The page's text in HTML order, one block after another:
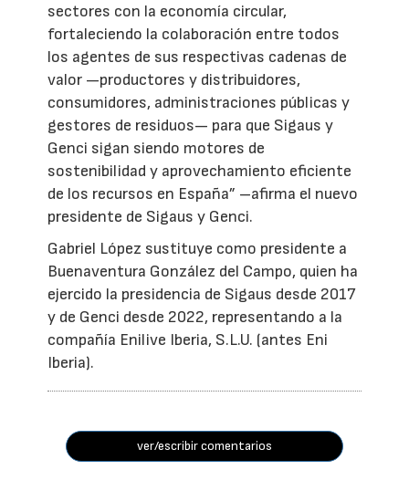
sectores con la economía circular,
fortaleciendo la colaboración entre todos
los agentes de sus respectivas cadenas de
valor —productores y distribuidores,
consumidores, administraciones públicas y
gestores de residuos— para que Sigaus y
Genci sigan siendo motores de
sostenibilidad y aprovechamiento eficiente
de los recursos en España” –afirma el nuevo
presidente de Sigaus y Genci.
Gabriel López sustituye como presidente a
Buenaventura González del Campo, quien ha
ejercido la presidencia de Sigaus desde 2017
y de Genci desde 2022, representando a la
compañía Enilive Iberia, S.L.U. (antes Eni
Iberia).
ver/escribir comentarios